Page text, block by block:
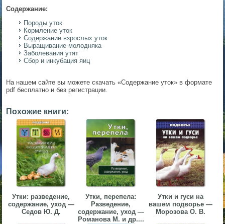
Содержание:
Породы уток
Кормление уток
Содержание взрослых уток
Выращивание молодняка
Заболевания утят
Сбор и инкубация яиц
На нашем сайте вы можете скачать «Содержание уток» в формате
pdf бесплатно и без регистрации.
Похожие книги:
Утки: разведение,
содержание, уход —
Седов Ю. Д.
Утки, перепела:
Разведение,
содержание, уход —
Романова М. и др....
Утки и гуси на
вашем подворье —
Морозова О. В.
▼
▼
▼